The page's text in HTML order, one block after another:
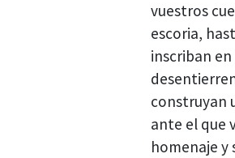
vuestros
escoria,
inscriban
construyan
ante el que
homenaje y